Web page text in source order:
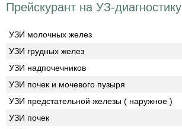
Прейскурант на УЗ-диагностику
УЗИ молочных желез
УЗИ грудных желез
УЗИ надпочечников
УЗИ почек и мочевого пузыря
УЗИ предстательной железы ( наружное )
УЗИ почек